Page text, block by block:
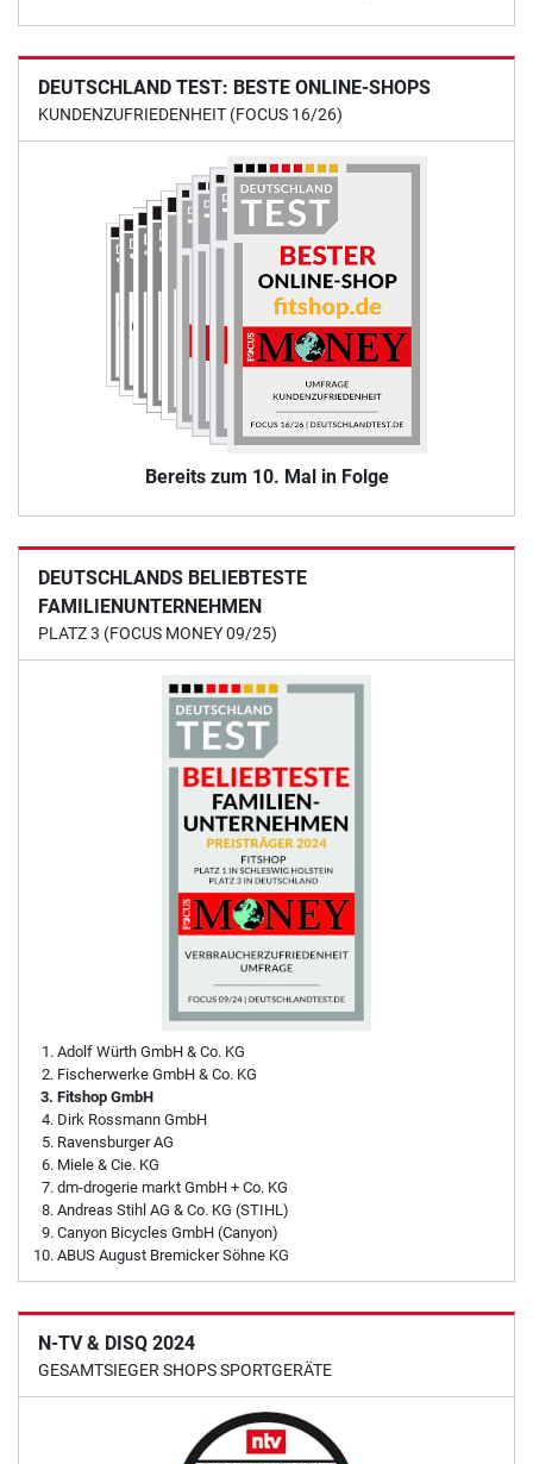
DEUTSCHLAND TEST: BESTE ONLINE-SHOPS
KUNDENZUFRIEDENHEIT (FOCUS 16/26)
Bereits zum 10. Mal in Folge
DEUTSCHLANDS BELIEBTESTE
FAMILIENUNTERNEHMEN
PLATZ 3 (FOCUS MONEY 09/25)
Adolf Würth GmbH & Co. KG
Fischerwerke GmbH & Co. KG
Fitshop GmbH
Dirk Rossmann GmbH
Ravensburger AG
Miele & Cie. KG
dm-drogerie markt GmbH + Co. KG
Andreas Stihl AG & Co. KG (STIHL)
Canyon Bicycles GmbH (Canyon)
ABUS August Bremicker Söhne KG
N-TV & DISQ 2024
GESAMTSIEGER SHOPS SPORTGERÄTE